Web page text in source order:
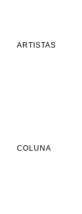
ARTISTAS
COLUNA